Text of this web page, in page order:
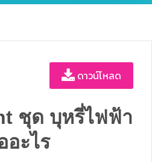
ดาวน์โหลด
ชุด บุหรี่ไฟฟ้า
อะไร